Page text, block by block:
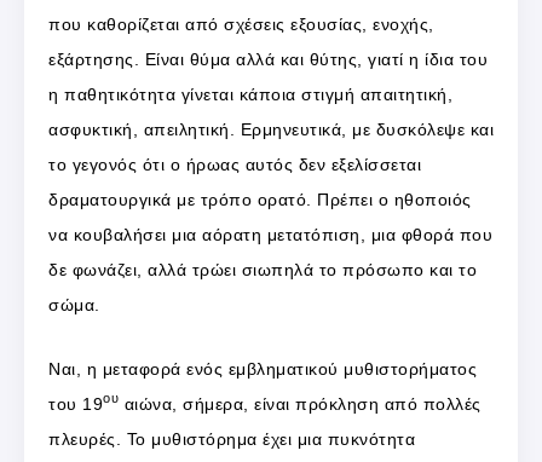
που καθορίζεται από σχέσεις εξουσίας, ενοχής,
εξάρτησης. Είναι θύμα αλλά και θύτης, γιατί η ίδια του
η παθητικότητα γίνεται κάποια στιγμή απαιτητική,
ασφυκτική, απειλητική. Ερμηνευτικά, με δυσκόλεψε και
το γεγονός ότι ο ήρωας αυτός δεν εξελίσσεται
δραματουργικά με τρόπο ορατό. Πρέπει ο ηθοποιός
να κουβαλήσει μια αόρατη μετατόπιση, μια φθορά που
δε φωνάζει, αλλά τρώει σιωπηλά το πρόσωπο και το
σώμα.
Ναι, η μεταφορά ενός εμβληματικού μυθιστορήματος
του 19ου αιώνα, σήμερα, είναι πρόκληση από πολλές
πλευρές. Το μυθιστόρημα έχει μια πυκνότητα